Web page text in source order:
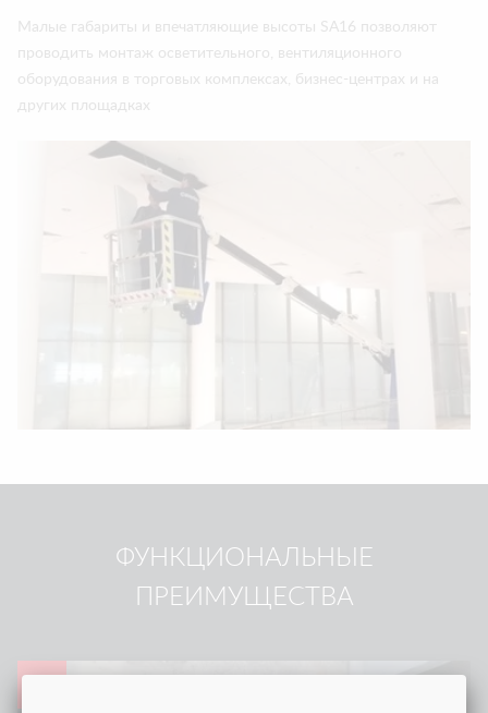
Малые габариты и впечатляющие высоты SA16 позволяют
проводить монтаж осветительного, вентиляционного
оборудования в торговых комплексах, бизнес-центрах и на
других площадках
ФУНКЦИОНАЛЬНЫЕ
ПРЕИМУЩЕСТВА